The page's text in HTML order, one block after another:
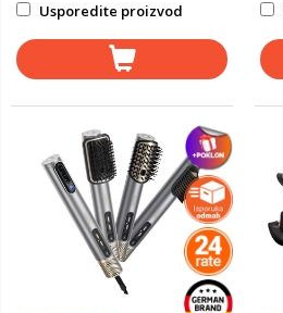
Usporedite proizvod